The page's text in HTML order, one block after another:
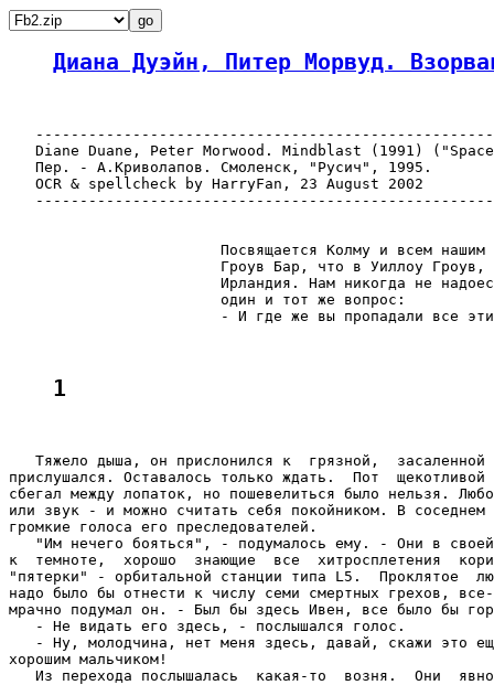
Диана Дуэйн, Питер Морвуд.
Diane Duane, Peter Morwood. Mindblast (1991)
   Пер. - А.Криволапов. Смоленск, "Русич", 1995.
   OCR & spellcheck by HarryFan, 23 August 2002
Посвящается Колму и всем нашим
Гроув Бар, что в Уиллоу Гроув,
Ирландия. Нам никогда не
                        один и тот же вопрос:
- И где же вы пропадали все
1
Тяжело дыша, он прислонился к  грязной,  засаленной
прислушался. Оставалось только ждать.  Пот
сбегал между лопаток, но пошевелиться было нельзя.
или звук - и можно считать себя покойником. В соседнем
громкие голоса его преследователей.
"Им нечего бояться", - подумалось ему. - Они в
к  темноте,  хорошо  знающие  все  хитросплетения
"пятерки" - орбитальной станции типа L5.  Проклятое
надо было бы отнести к числу семи смертных грехов,
мрачно подумал он. - Был бы здесь Ивен, все было бы
   - Не видать его здесь, - послышался голос.
- Ну, молодчина, нет меня здесь, давай, скажи это
хорошим мальчиком!
Из перехода послышалась  какая-то  возня.  Они